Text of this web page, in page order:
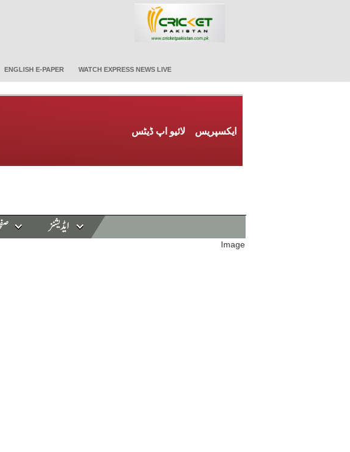
ENGLISH E-PAPER WATCH EXPRESS NEWS LIVE
ایکسپریس لائیو اپ ڈیٹس
Image